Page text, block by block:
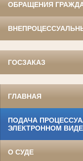
ОБРАЩЕНИЯ
ГОСЗАКАЗ
ГЛАВНАЯ
ПОДАЧА
ЭЛЕКТРОННОМ ВИДЕ
О СУДЕ